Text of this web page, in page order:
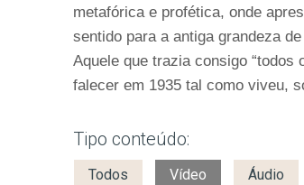
metafórica e profética, onde
sentido para a antiga grandeza
Aquele que trazia consigo “todos
falecer em 1935 tal como viveu,
Tipo conteúdo:
Todos Vídeo Áudio